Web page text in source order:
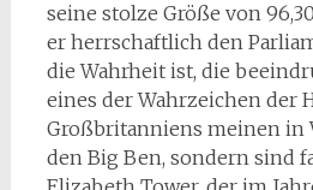
seine stolze Größe von
er herrschaftlich den
die Wahrheit ist, die
eines der Wahrzeichen der
Großbritanniens meinen
den Big Ben, sondern sind